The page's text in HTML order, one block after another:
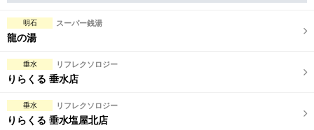
明石 スーパー銭湯
龍の湯
垂水 リフレクソロジー
りらくる 垂水店
垂水 リフレクソロジー
りらくる 垂水塩屋北店